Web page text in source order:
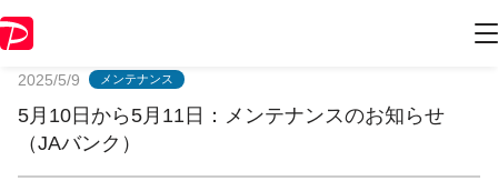
2025/5/9 メンテナンス
5月10日から5月11日：メンテナンスのお知らせ
（JAバンク）